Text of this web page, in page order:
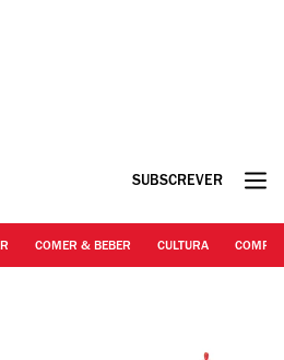
SUBSCREVER
COMER & BEBER CULTURA